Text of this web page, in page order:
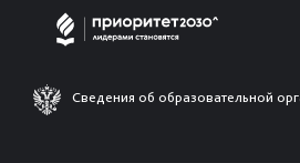
Сведения об образовательной